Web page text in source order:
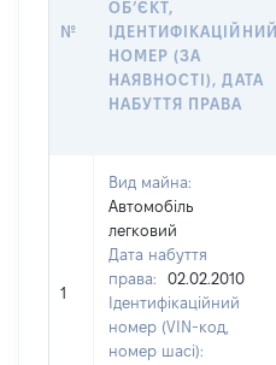
№
ОБʼЄКТ,
ІДЕНТИФІКАЦІЙНИЙ
НОМЕР (ЗА
НАЯВНОСТІ), ДАТА
НАБУТТЯ ПРАВА
1
Вид майна:
Автомобіль
легковий
Дата набуття
права:
02.02.2010
Ідентифікаційний
номер (VIN-код,
номер шасі):